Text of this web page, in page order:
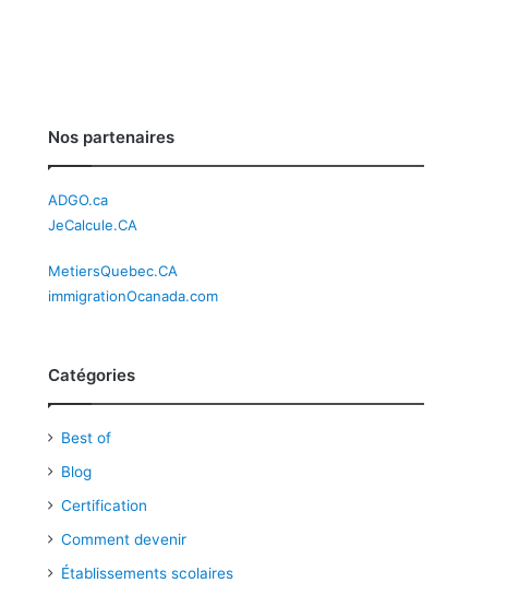
Nos partenaires
ADGO.ca
JeCalcule.CA
MetiersQuebec.CA
immigrationOcanada.com
Catégories
Best of
Blog
Certification
Comment devenir
Établissements scolaires